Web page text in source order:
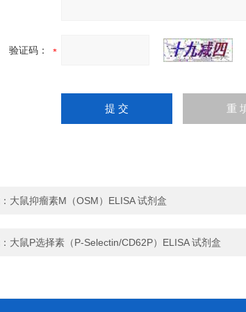
验证码：
大鼠抑瘤素M（OSM）ELISA 试剂盒
大鼠P选择素（P-Selectin/CD62P）ELISA 试剂盒